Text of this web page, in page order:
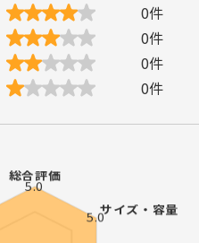
0件
0件
0件
0件